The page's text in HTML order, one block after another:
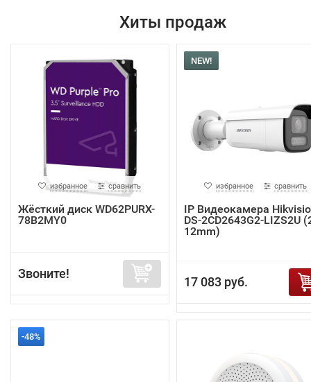
Хиты продаж
избранное сравнить
Жёсткий диск WD62PURX-
78B2MY0
Звоните!
NEW!
избранное сравнить
IP Видеокамера
DS-2CD2643G2-LIZS2U
12mm)
17 083 руб.
-48%